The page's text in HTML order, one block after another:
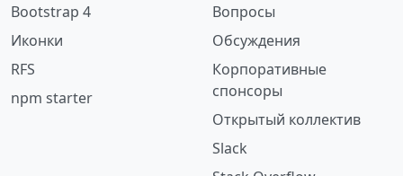
Bootstrap 4
Иконки
RFS
npm starter
Вопросы
Обсуждения
Корпоративные
спонсоры
Открытый коллектив
Slack